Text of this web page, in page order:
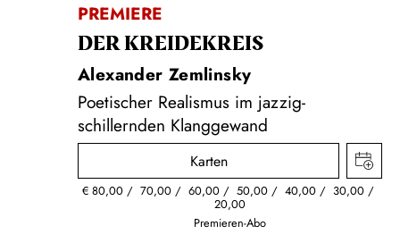
PREMIERE
DER KREIDE­KREIS
Alexander Zemlinsky
Poetischer Realismus im jazzig-
schillernden Klanggewand
Karten
€ 80,00 70,00 60,00 50,00 40,00 30,00
20,00
Premieren-Abo